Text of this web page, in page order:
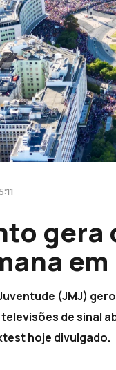
(JMJ)
televisões de sinal
hoje divulgado.